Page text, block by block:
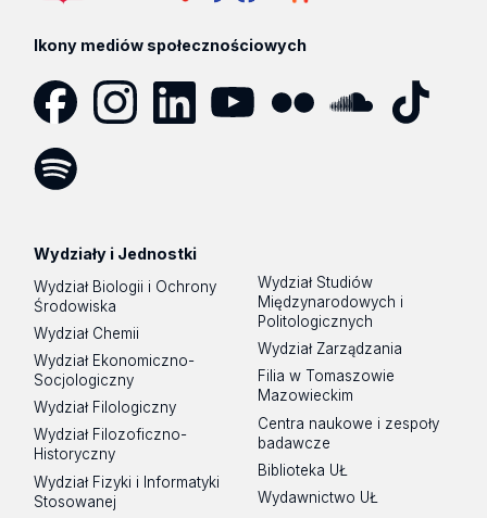
Ikony mediów społecznościowych
Wydziały i Jednostki
Wydział Biologii i Ochrony
Środowiska
Wydział Chemii
Wydział Ekonomiczno-
Socjologiczny
Wydział Filologiczny
Wydział Filozoficzno-
Historyczny
Wydział Fizyki i Informatyki
Stosowanej
Wydział Studiów
Międzynarodowych i
Politologicznych
Wydział Zarządzania
Filia w Tomaszowie
Mazowieckim
Centra naukowe i zespoły
badawcze
Biblioteka UŁ
Wydawnictwo UŁ